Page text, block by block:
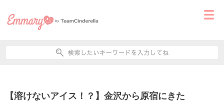
【溶けないアイス！？】金沢から原宿にきた